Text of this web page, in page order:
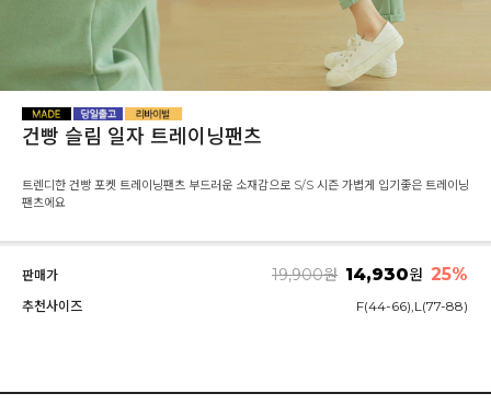
건빵 슬림 일자 트레이닝팬츠
트렌디한 건빵 포켓 트레이닝팬츠 부드러운 소재감으로 S/S 시즌 가볍게 입기좋은 트레이닝
팬츠에요
판매가 19,900원 14,930원 25%
추천사이즈 F(44-66),L(77-88)